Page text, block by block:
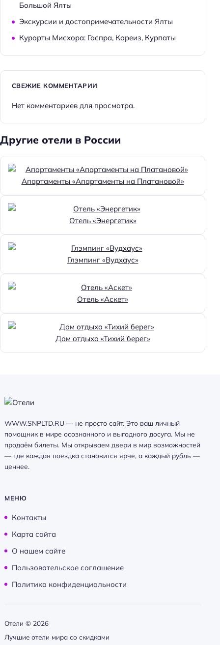
Большой Ялты
Экскурсии и достопримечательности Ялты
Курорты Мисхора: Гаспра, Кореиз, Курпаты
СВЕЖИЕ КОММЕНТАРИИ
Нет комментариев для просмотра.
Другие отели в России
Апартаменты «Апартаменты на Платановой»
Отель «Энергетик»
Глэмпинг «Вудхаус»
Отель «Аскет»
Дом отдыха «Тихий берег»
WWW.SNPLTD.RU — не просто сайт. Это ваш личный
помощник в мире осознанного и выгодного досуга. Мы не
продаём билеты. Мы открываем двери в мир возможностей
— где каждая поездка становится ярче, а каждый рубль —
ценнее.
МЕНЮ
Контакты
Карта сайта
О нашем сайте
Пользовательское соглашение
Политика конфиденциальности
Отели © 2026
Лучшие отели мира со скидками